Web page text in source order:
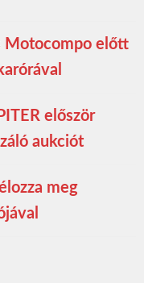
Motocompo előtt
először
aukciót
meg